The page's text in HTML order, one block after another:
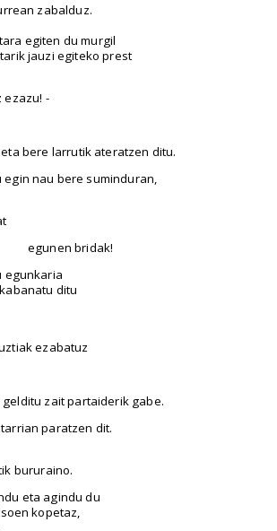
zabalduz.
egiten du murgil
jauzi egiteko prest
ezazu! -
bere larrutik ateratzen ditu.
nau bere suminduran,
egunen bridak!
egunkaria
ditu
ezabatuz
zait partaiderik gabe.
paratzen dit.
bururaino.
eta agindu du
kopetaz,